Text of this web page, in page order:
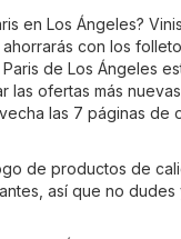
en Los Ángeles?
con los
de Los Ángeles
las ofertas más
las 7 páginas de
de productos de
así que no